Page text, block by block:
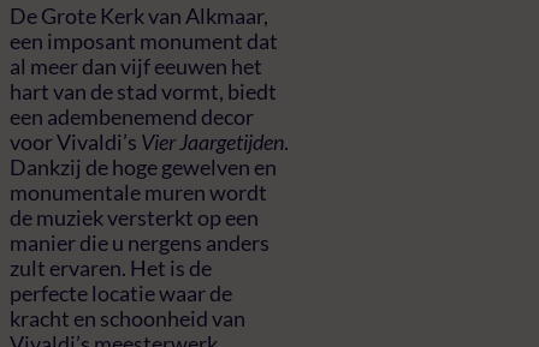
De Grote Kerk van Alkmaar,
een imposant monument dat
al meer dan vijf eeuwen het
hart van de stad vormt, biedt
een adembenemend decor
voor Vivaldi’s Vier Jaargetijden.
Dankzij de hoge gewelven en
monumentale muren wordt
de muziek versterkt op een
manier die u nergens anders
zult ervaren. Het is de
perfecte locatie waar de
kracht en schoonheid van